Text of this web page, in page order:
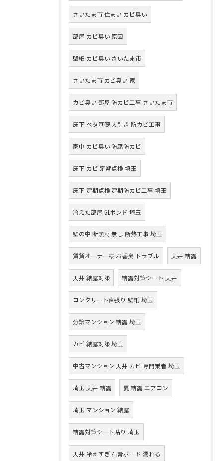
さいたま市 住まい カビ臭い
部屋 カビ臭い 原因
壁紙 カビ臭い さいたま市
さいたま市 カビ臭い 家
カビ臭い 部屋 防カビ工事 さいたま市
床下 ベタ基礎 大引き 防カビ工事
家中 カビ臭い 防腐防カビ
床下 カビ 定期点検 埼玉
床下 定期点検 定期防カビ工事 埼玉
冷えた部屋 GLボンド 埼玉
壁の中 断熱材 無し 断熱工事 埼玉
賃貸オーナー様 お香臭 トラブル 天井 結露
天井 結露対策 結露対策シート 天井
コンクリート直張り 壁紙 埼玉
分譲マンション 結露 埼玉
カビ 結露対策 埼玉
中古マンション 天井 カビ 専門業者 埼玉
埼玉 天井 結露 夏 結露 エアコン
埼玉 マンション 結露
結露対策シート貼り 埼玉
天井 冷えすぎ 石膏ボード 濡れる